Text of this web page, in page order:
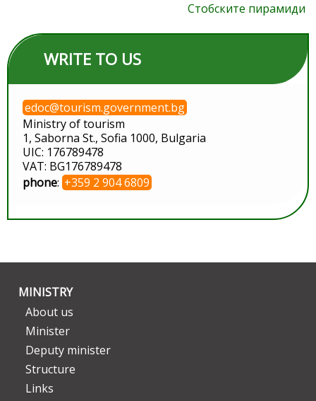
Стобските пирамиди
WRITE TO US
edoc@tourism.government.bg
Ministry of tourism
1, Saborna St., Sofia 1000, Bulgaria
UIC: 176789478
VAT: BG176789478
phone: +359 2 904 6809
MINISTRY
About us
Minister
Deputy minister
Structure
Links